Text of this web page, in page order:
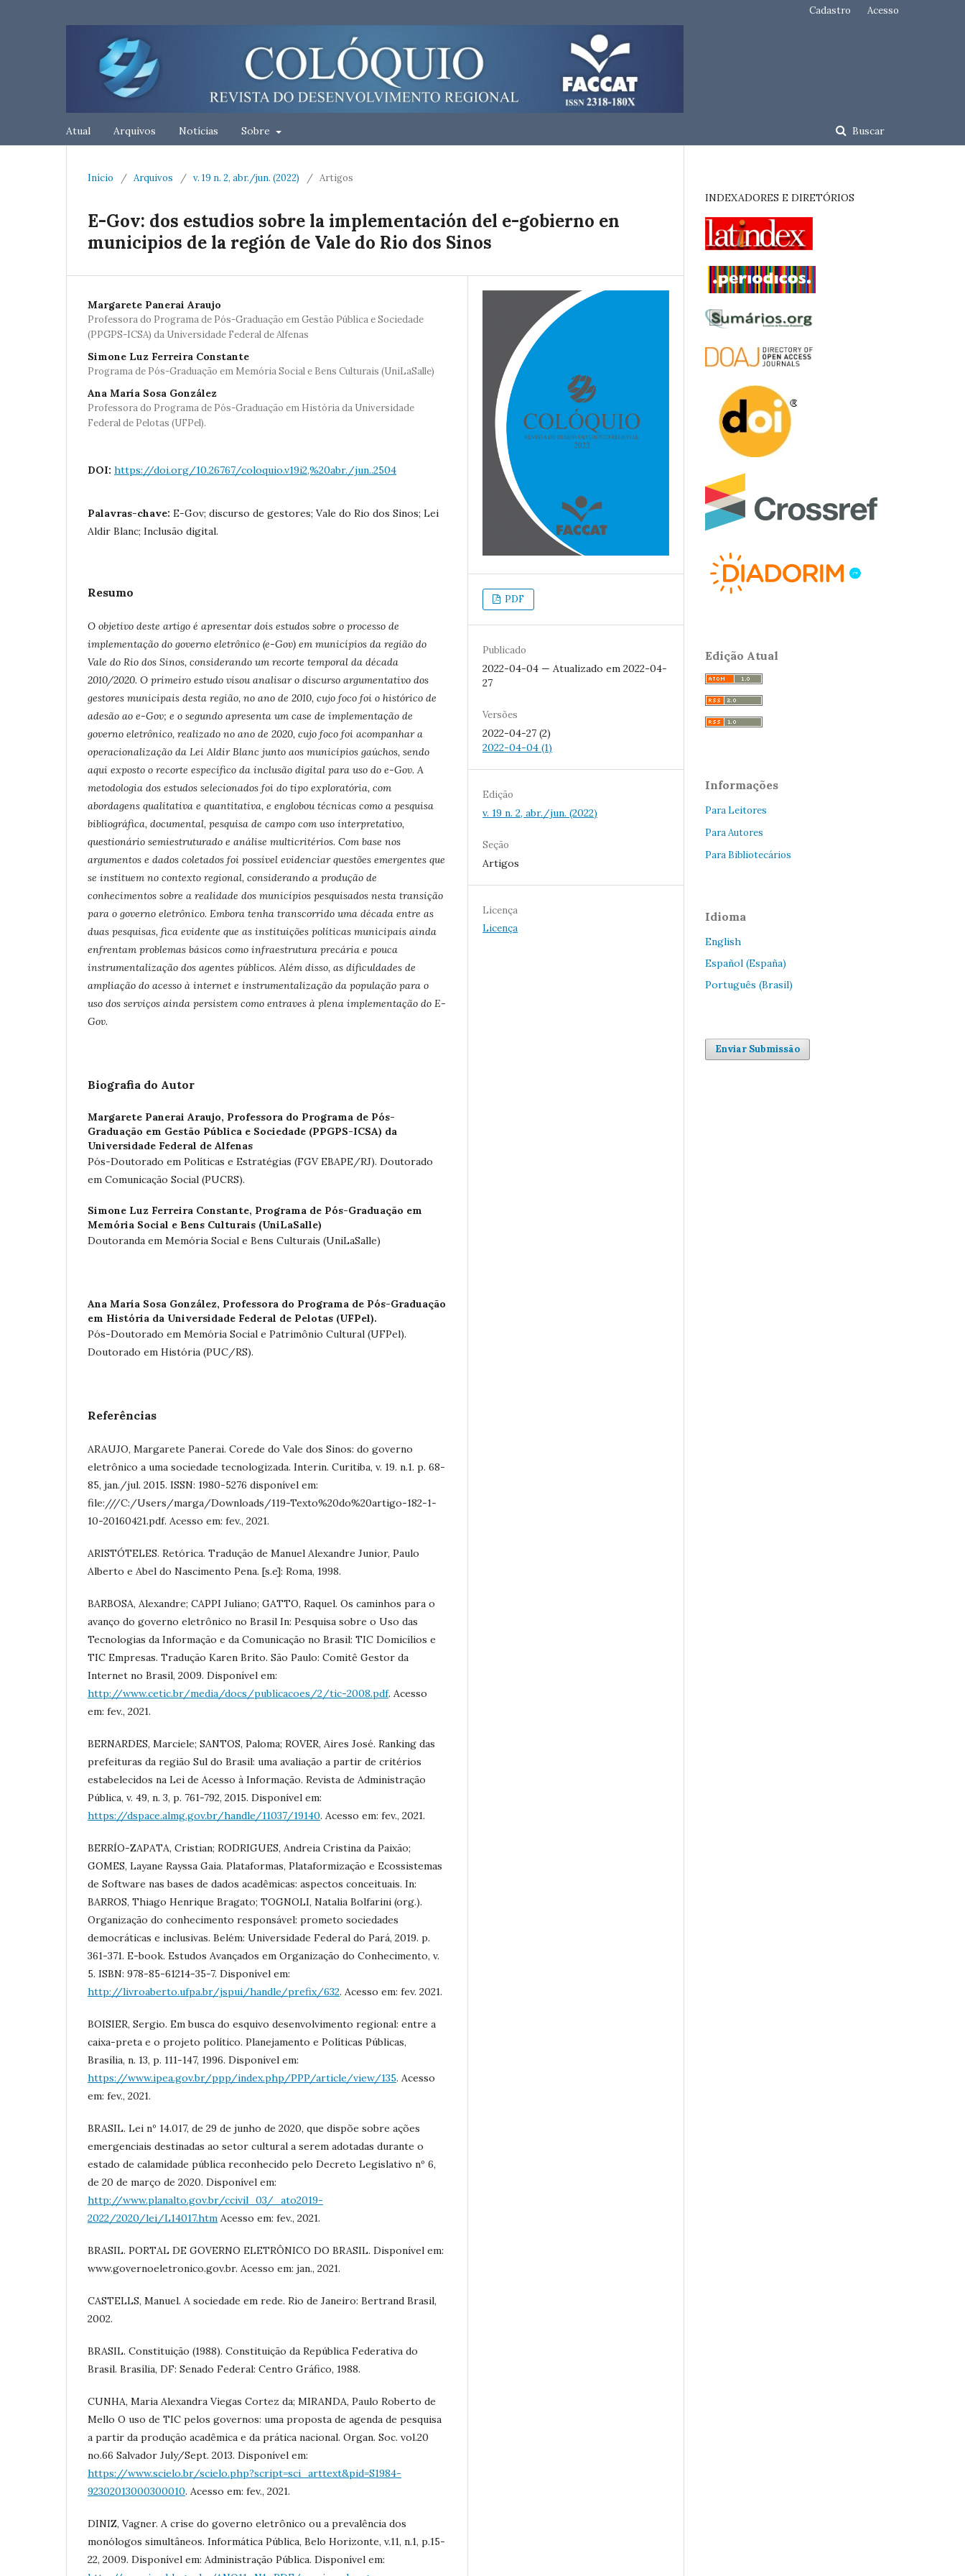
Atual Arquivos Notícias Sobre Buscar
Cadastro Acesso
Início / Arquivos / v. 19 n. 2, abr./jun. (2022) / Artigos
E-Gov: dos estudios sobre la implementación del e-gobierno en
municipios de la región de Vale do Rio dos Sinos
Margarete Panerai Araujo
Professora do Programa de Pós-Graduação em Gestão Pública e Sociedade
(PPGPS-ICSA) da Universidade Federal de Alfenas
Simone Luz Ferreira Constante
Programa de Pós-Graduação em Memória Social e Bens Culturais (UniLaSalle)
Ana María Sosa González
Professora do Programa de Pós-Graduação em História da Universidade
Federal de Pelotas (UFPel).
DOI: https://doi.org/10.26767/coloquio.v19i2,%20abr./jun..2504
Palavras-chave: E-Gov; discurso de gestores; Vale do Rio dos Sinos; Lei
Aldir Blanc; Inclusão digital.
Resumo
O objetivo deste artigo é apresentar dois estudos sobre o processo de
implementação do governo eletrônico (e-Gov) em municípios da região do
Vale do Rio dos Sinos, considerando um recorte temporal da década
2010/2020. O primeiro estudo visou analisar o discurso argumentativo dos
gestores municipais desta região, no ano de 2010, cujo foco foi o histórico de
adesão ao e-Gov; e o segundo apresenta um case de implementação de
governo eletrônico, realizado no ano de 2020, cujo foco foi acompanhar a
operacionalização da Lei Aldir Blanc junto aos municípios gaúchos, sendo
aqui exposto o recorte específico da inclusão digital para uso do e-Gov. A
metodologia dos estudos selecionados foi do tipo exploratória, com
abordagens qualitativa e quantitativa, e englobou técnicas como a pesquisa
bibliográfica, documental, pesquisa de campo com uso interpretativo,
questionário semiestruturado e análise multicritérios. Com base nos
argumentos e dados coletados foi possível evidenciar questões emergentes que
se instituem no contexto regional, considerando a produção de
conhecimentos sobre a realidade dos municípios pesquisados nesta transição
para o governo eletrônico. Embora tenha transcorrido uma década entre as
duas pesquisas, fica evidente que as instituições políticas municipais ainda
enfrentam problemas básicos como infraestrutura precária e pouca
instrumentalização dos agentes públicos. Além disso, as dificuldades de
ampliação do acesso à internet e instrumentalização da população para o
uso dos serviços ainda persistem como entraves à plena implementação do E-
Gov.
Biografia do Autor
Margarete Panerai Araujo, Professora do Programa de Pós-
Graduação em Gestão Pública e Sociedade (PPGPS-ICSA) da
Universidade Federal de Alfenas
Pós-Doutorado em Políticas e Estratégias (FGV EBAPE/RJ). Doutorado
em Comunicação Social (PUCRS).
Simone Luz Ferreira Constante, Programa de Pós-Graduação em
Memória Social e Bens Culturais (UniLaSalle)
Doutoranda em Memória Social e Bens Culturais (UniLaSalle)
Ana María Sosa González, Professora do Programa de Pós-Graduação
em História da Universidade Federal de Pelotas (UFPel).
Pós-Doutorado em Memória Social e Patrimônio Cultural (UFPel).
Doutorado em História (PUC/RS).
Referências
ARAUJO, Margarete Panerai. Corede do Vale dos Sinos: do governo
eletrônico a uma sociedade tecnologizada. Interin. Curitiba, v. 19. n.1. p. 68-
85, jan./jul. 2015. ISSN: 1980-5276 disponível em:
file:///C:/Users/marga/Downloads/119-Texto%20do%20artigo-182-1-
10-20160421.pdf. Acesso em: fev., 2021.
ARISTÓTELES. Retórica. Tradução de Manuel Alexandre Junior, Paulo
Alberto e Abel do Nascimento Pena. [s.e]: Roma, 1998.
BARBOSA, Alexandre; CAPPI Juliano; GATTO, Raquel. Os caminhos para o
avanço do governo eletrônico no Brasil In: Pesquisa sobre o Uso das
Tecnologias da Informação e da Comunicação no Brasil: TIC Domicílios e
TIC Empresas. Tradução Karen Brito. São Paulo: Comitê Gestor da
Internet no Brasil, 2009. Disponível em:
http://www.cetic.br/media/docs/publicacoes/2/tic-2008.pdf. Acesso
em: fev., 2021.
BERNARDES, Marciele; SANTOS, Paloma; ROVER, Aires José. Ranking das
prefeituras da região Sul do Brasil: uma avaliação a partir de critérios
estabelecidos na Lei de Acesso à Informação. Revista de Administração
Pública, v. 49, n. 3, p. 761-792, 2015. Disponível em:
https://dspace.almg.gov.br/handle/11037/19140. Acesso em: fev., 2021.
BERRÍO-ZAPATA, Cristian; RODRIGUES, Andreia Cristina da Paixão;
GOMES, Layane Rayssa Gaia. Plataformas, Plataformização e Ecossistemas
de Software nas bases de dados acadêmicas: aspectos conceituais. In:
BARROS, Thiago Henrique Bragato; TOGNOLI, Natalia Bolfarini (org.).
Organização do conhecimento responsável: prometo sociedades
democráticas e inclusivas. Belém: Universidade Federal do Pará, 2019. p.
361-371. E-book. Estudos Avançados em Organização do Conhecimento, v.
5. ISBN: 978-85-61214-35-7. Disponível em:
http://livroaberto.ufpa.br/jspui/handle/prefix/632. Acesso em: fev. 2021.
BOISIER, Sergio. Em busca do esquivo desenvolvimento regional: entre a
caixa-preta e o projeto político. Planejamento e Políticas Públicas,
Brasília, n. 13, p. 111-147, 1996. Disponível em:
https://www.ipea.gov.br/ppp/index.php/PPP/article/view/135. Acesso
em: fev., 2021.
BRASIL. Lei nº 14.017, de 29 de junho de 2020, que dispõe sobre ações
emergenciais destinadas ao setor cultural a serem adotadas durante o
estado de calamidade pública reconhecido pelo Decreto Legislativo nº 6,
de 20 de março de 2020. Disponível em:
http://www.planalto.gov.br/ccivil_03/_ato2019-
2022/2020/lei/L14017.htm Acesso em: fev., 2021.
BRASIL. PORTAL DE GOVERNO ELETRÔNICO DO BRASIL. Disponível em:
www.governoeletronico.gov.br. Acesso em: jan., 2021.
CASTELLS, Manuel. A sociedade em rede. Rio de Janeiro: Bertrand Brasil,
2002.
BRASIL. Constituição (1988). Constituição da República Federativa do
Brasil. Brasília, DF: Senado Federal: Centro Gráfico, 1988.
CUNHA, Maria Alexandra Viegas Cortez da; MIRANDA, Paulo Roberto de
Mello O uso de TIC pelos governos: uma proposta de agenda de pesquisa
a partir da produção acadêmica e da prática nacional. Organ. Soc. vol.20
no.66 Salvador July/Sept. 2013. Disponível em:
https://www.scielo.br/scielo.php?script=sci_arttext&pid=S1984-
92302013000300010. Acesso em: fev., 2021.
DINIZ, Vagner. A crise do governo eletrônico ou a prevalência dos
monólogos simultâneos. Informática Pública, Belo Horizonte, v.11, n.1, p.15-
22, 2009. Disponível em: Administração Pública. Disponível em:
PDF
Publicado
2022-04-04 — Atualizado em 2022-04-
27
Versões
2022-04-27 (2)
2022-04-04 (1)
Edição
v. 19 n. 2, abr./jun. (2022)
Seção
Artigos
Licença
Licença
INDEXADORES E DIRETÓRIOS
Edição Atual
Informações
Para Leitores
Para Autores
Para Bibliotecários
Idioma
English
Español (España)
Português (Brasil)
Enviar Submissão